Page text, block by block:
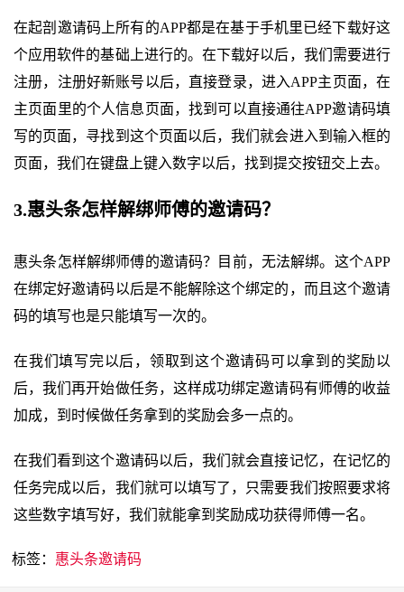
在起剖邀请码上所有的APP都是在基于手机里已经下载好这
个应用软件的基础上进行的。在下载好以后，我们需要进行
注册，注册好新账号以后，直接登录，进入APP主页面，在
主页面里的个人信息页面，找到可以直接通往APP邀请码填
写的页面，寻找到这个页面以后，我们就会进入到输入框的
页面，我们在键盘上键入数字以后，找到提交按钮交上去。
3.惠头条怎样解绑师傅的邀请码？
惠头条怎样解绑师傅的邀请码？目前，无法解绑。这个APP
在绑定好邀请码以后是不能解除这个绑定的，而且这个邀请
码的填写也是只能填写一次的。
在我们填写完以后，领取到这个邀请码可以拿到的奖励以
后，我们再开始做任务，这样成功绑定邀请码有师傅的收益
加成，到时候做任务拿到的奖励会多一点的。
在我们看到这个邀请码以后，我们就会直接记忆，在记忆的
任务完成以后，我们就可以填写了，只需要我们按照要求将
这些数字填写好，我们就能拿到奖励成功获得师傅一名。
标签： 惠头条邀请码